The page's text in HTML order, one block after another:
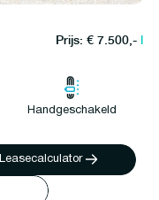
Prijs: € 7.500,-l
Handgeschakeld
Leasecalculator